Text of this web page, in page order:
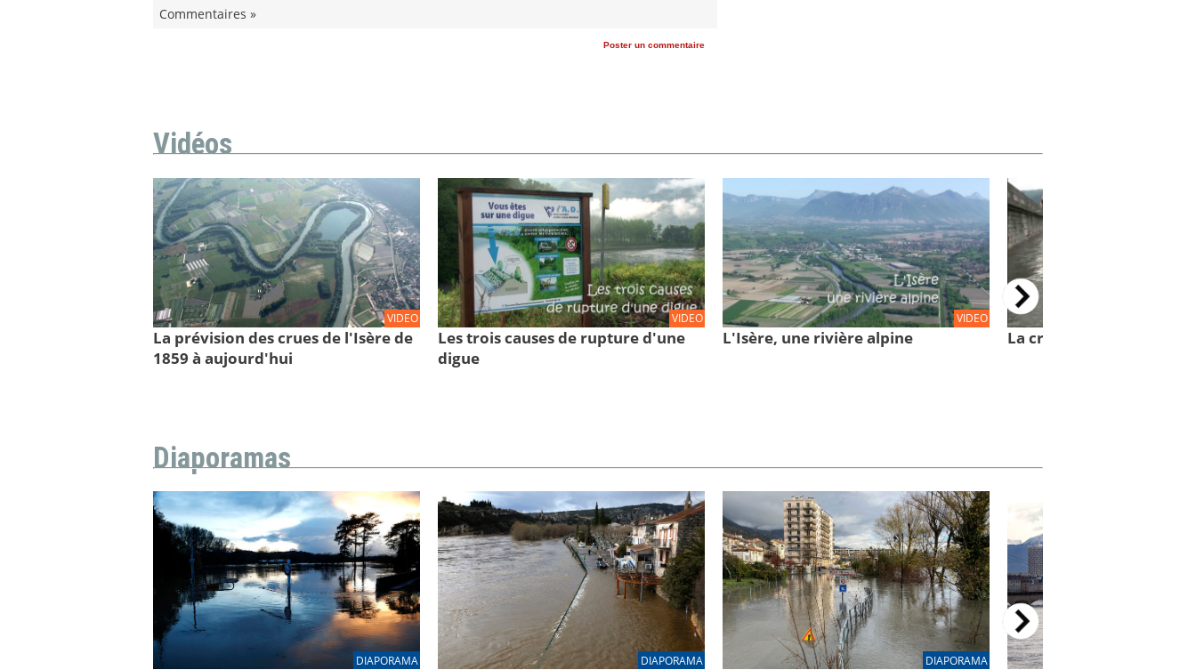
Commentaires »
Poster un commentaire
Vidéos
VIDEO
La prévision des crues de l'Isère de
1859 à aujourd'hui
VIDEO
Les trois causes de rupture d'une
digue
VIDEO
L'Isère, une rivière alpine La crue de l'Isère du 31
Diaporamas
DIAPORAMA DIAPORAMA DIAPORAMA